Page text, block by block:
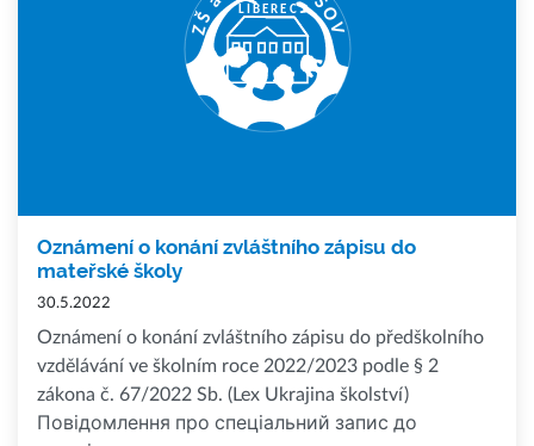
Oznámení o konání zvláštního zápisu do
mateřské školy
30.5.2022
Oznámení o konání zvláštního zápisu do předškolního
vzdělávání ve školním roce 2022/2023 podle § 2
zákona č. 67/2022 Sb. (Lex Ukrajina školství)
Повідомлення про спеціальний запис до